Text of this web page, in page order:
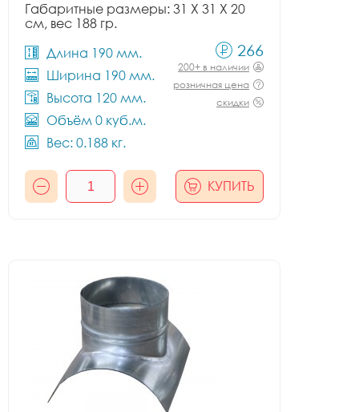
Габаритные размеры: 31 X 31 X 20
см, вес 188 гр.
Длина 190 мм.
Ширина 190 мм.
Высота 120 мм.
Объём 0 куб.м.
Вес: 0.188 кг.
266
200+ в наличии
розничная цена
скидки
КУПИТЬ